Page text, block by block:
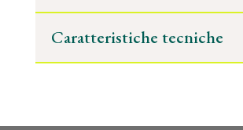
Caratteristiche tecniche